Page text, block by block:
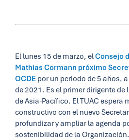
El lunes 15 de marzo, elConsejo
Mathias Cormann próximo
OCDE por un periodo de 5 años,
de 2021. Es el primer dirigente de
de Asia-Pacífico. El TUAC espera
constructivo con el nuevo
profundizar y ampliar la agenda
sostenibilidad de la